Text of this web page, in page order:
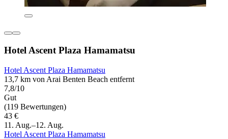
Hotel Ascent Plaza Hamamatsu
Hotel Ascent Plaza Hamamatsu
13,7 km von Arai Benten Beach entfernt
7,8/10
Gut
(119 Bewertungen)
43 €
11. Aug.–12. Aug.
Hotel Ascent Plaza Hamamatsu